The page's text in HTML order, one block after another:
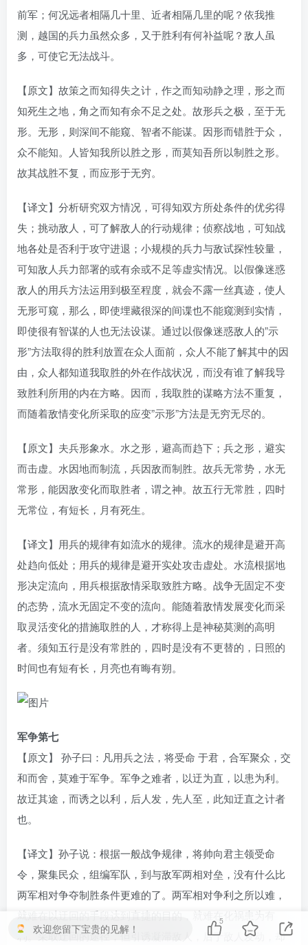
前军；何况远者相隔几十里、近者相隔几里的呢？依我推
测，越国的兵力虽然众多，又于胜利有何补益呢？敌人虽
多，可使它无法战斗。
【原文】故策之而知得失之计，作之而知动静之理，形之而
知死生之地，角之而知有余不足之处。故形兵之极，至于无
形。无形，则深间不能窥、智者不能谋。因形而错胜于众，
众不能知。人皆知我所以胜之形，而莫知吾所以制胜之形。
故其战胜不复，而应形于无穷。
【译文】分析研究双方情况，可得知双方所处条件的优劣得
失；挑动敌人，可了解敌人的行动规律；侦察战地，可知战
地各处是否利于攻守进退；小规模的兵力与敌试探性较量，
可知敌人兵力部署的或有余或不足等虚实情况。以假像迷惑
敌人的用兵方法运用到极至程度，就会不露一丝真迹，使人
无形可窥，那么，即使埋藏很深的间谍也不能窥测到实情，
即使很有智谋的人也无法设谋。通过以假像迷惑敌人的”示
形”方法取得的胜利放置在众人面前，众人不能了解其中的因
由，众人都知道我取胜的外在作战状况，而没有谁了解我导
致胜利所用的内在方略。因而，我取胜的谋略方法不重复，
而随着敌情变化所采取的应变”示形”方法是无穷无尽的。
【原文】夫兵形象水。水之形，避高而趋下；兵之形，避实
而击虚。水因地而制流，兵因敌而制胜。故兵无常势，水无
常形，能因敌变化而取胜者，谓之神。故五行无常胜，四时
无常位，有短长，月有死生。
【译文】用兵的规律有如流水的规律。流水的规律是避开高
处趋向低处；用兵的规律是避开实处攻击虚处。水流根据地
形决定流向，用兵根据敌情采取致胜方略。战争无固定不变
的态势，流水无固定不变的流向。能随着敌情发展变化而采
取灵活变化的措施取胜的人，才称得上是神秘莫测的高明
者。须知五行是没有常胜的，四时是没有不更替的，日照的
时间也有短有长，月亮也有晦有朔。
军争第七
【原文】 孙子曰：凡用兵之法，将受命 于君，合军聚众，交
和而舍，莫难于军争。军争之难者，以迂为直，以患为利。
故迂其途，而诱之以利，后人发，先人至，此知迂直之计者
也。
【译文】孙子说：根据一般战争规律，将帅向君主领受命
令，聚集民众，组编军队，到与敌军两相对垒，没有什么比
两军相对争夺制胜条件更难的了。两军相对争利之所以难，
就难在以迂回的手段达到直捷的目的，就难在化祸患为有
利。采取迂回的途径，但引诱凝滞敌人，后于敌人发动，却
欢迎您留下宝贵的见解！
5